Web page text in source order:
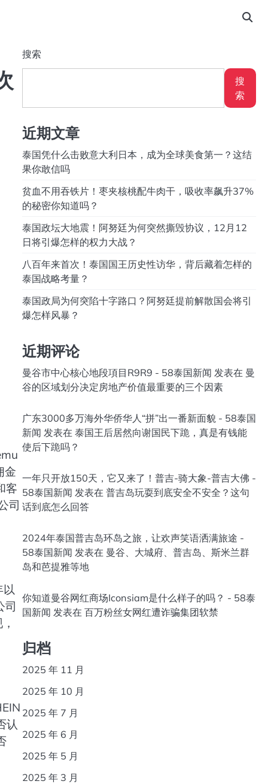
金
客
司
以
司
认
搜索
搜
索
近期文章
泰国凭什么击败意大利日本，成为全球美食第一？这结
果你敢信吗
贫血不用吞铁片！枣夹核桃配牛肉干，吸收率飙升37%
的秘密你知道吗？
泰国政坛大地震！阿努廷为何突然撕毁协议，12月12
日将引爆怎样的权力大战？
八百年来首次！泰国国王历史性访华，背后藏着怎样的
泰国战略考量？
泰国政局为何突陷十字路口？阿努廷提前解散国会将引
爆怎样风暴？
近期评论
曼谷市中心核心地段項目R9R9 - 58泰国新闻 发表在 曼
谷的区域划分决定房地产价值最重要的三个因素
广东3000多万海外华侨华人“拼”出一番新面貌 - 58泰国
新闻 发表在 泰国王后居然向谢国民下跪，真是有钱能
使后下跪吗？
一年只开放150天，它又来了！普吉-骑大象-普吉大佛 -
58泰国新闻 发表在 普吉岛玩耍到底安全不安全？这句
话到底怎么回答
2024年泰国普吉岛环岛之旅，让欢声笑语洒满旅途 -
58泰国新闻 发表在 曼谷、大城府、普吉岛、斯米兰群
岛和芭提雅等地
你知道曼谷网红商场Iconsiam是什么样子的吗？ - 58泰
国新闻 发表在 百万粉丝女网红遭诈骗集团软禁
归档
2025 年 11 月
2025 年 10 月
2025 年 7 月
2025 年 6 月
2025 年 5 月
2025 年 3 月